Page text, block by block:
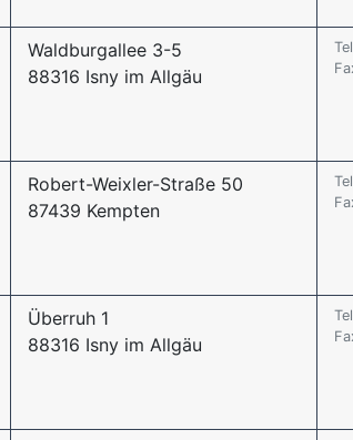
Waldburgallee 3-5
88316 Isny im Allgäu
Robert-Weixler-Straße 50
87439 Kempten
Überruh 1
88316 Isny im Allgäu